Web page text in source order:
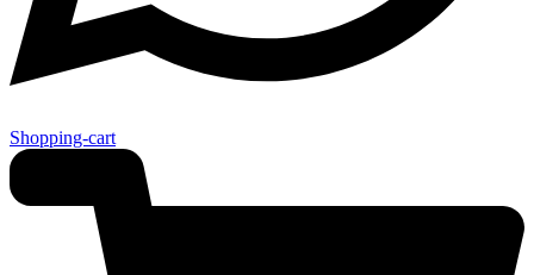
Shopping-cart